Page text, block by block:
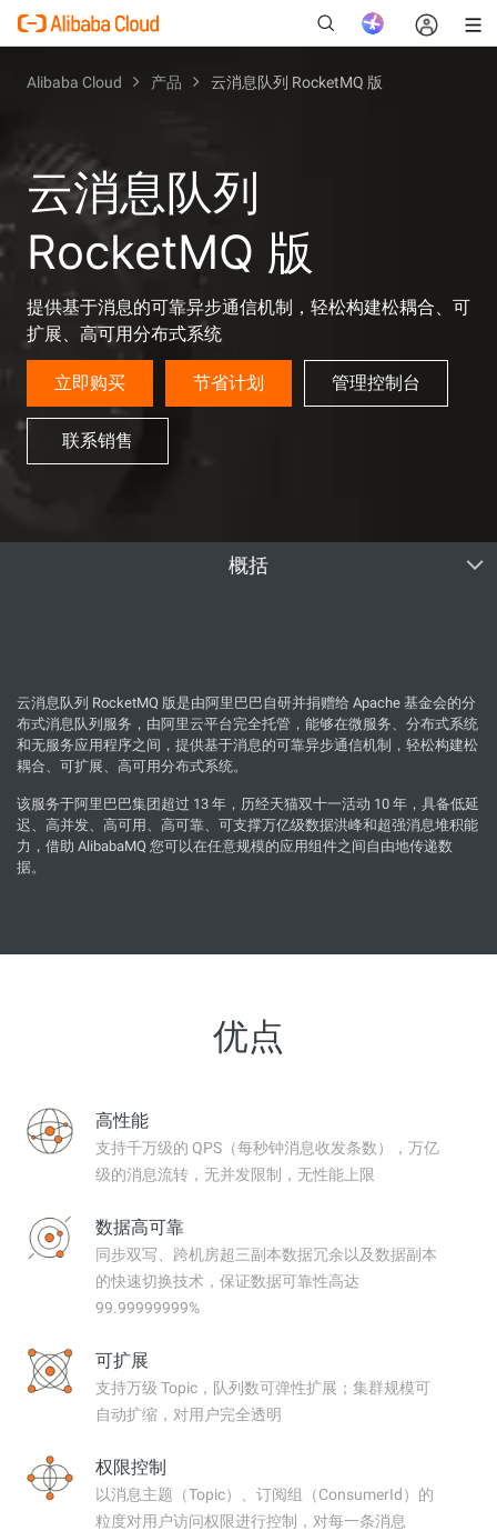
Alibaba Cloud 产品 云消息队列 RocketMQ 版
云消息队列
RocketMQ 版
提供基于消息的可靠异步通信机制，轻松构建松耦合、可
扩展、高可用分布式系统
立即购买 节省计划 管理控制台
联系销售
概括
云消息队列 RocketMQ 版是由阿里巴巴自研并捐赠给 Apache 基金会的分
布式消息队列服务，由阿里云平台完全托管，能够在微服务、分布式系统
和无服务应用程序之间，提供基于消息的可靠异步通信机制，轻松构建松
耦合、可扩展、高可用分布式系统。
该服务于阿里巴巴集团超过 13 年，历经天猫双十一活动 10 年，具备低延
迟、高并发、高可用、高可靠、可支撑万亿级数据洪峰和超强消息堆积能
力，借助 AlibabaMQ 您可以在任意规模的应用组件之间自由地传递数
据。
优点
高性能
支持千万级的 QPS（每秒钟消息收发条数），万亿
级的消息流转，无并发限制，无性能上限
数据高可靠
同步双写、跨机房超三副本数据冗余以及数据副本
的快速切换技术，保证数据可靠性高达
99.99999999%
可扩展
支持万级 Topic，队列数可弹性扩展；集群规模可
自动扩缩，对用户完全透明
权限控制
以消息主题（Topic）、订阅组（ConsumerId）的
粒度对用户访问权限进行控制，对每一条消息